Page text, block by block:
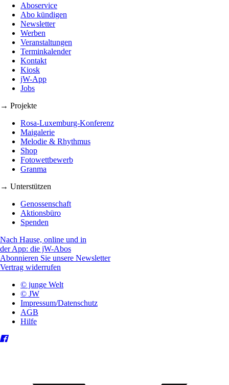
Aboservice
Abo kündigen
Newsletter
Werben
Veranstaltungen
Terminkalender
Kontakt
Kiosk
jW-App
Jobs
→ Projekte
Rosa-Luxemburg-Konferenz
Maigalerie
Melodie & Rhythmus
Shop
Fotowettbewerb
Granma
→ Unterstützen
Genossenschaft
Aktionsbüro
Spenden
Nach Hause, online und in
der App: die jW-Abos
Abonnieren Sie unsere Newsletter
Vertrag widerrufen
© junge Welt
© JW
Impressum/Datenschutz
AGB
Hilfe